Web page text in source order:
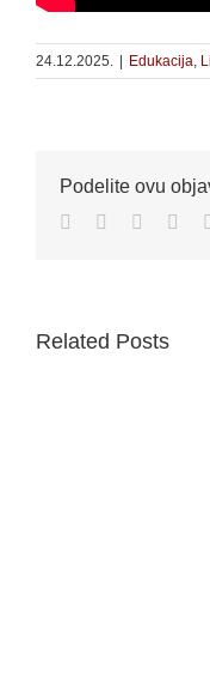
24.12.2025. Edukacija,
Podelite ovu
Facebook
TwitterReddit
Related Posts